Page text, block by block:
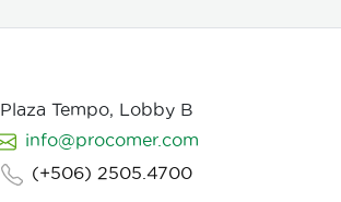
Plaza Tempo, Lobby B
info@procomer.com
(+506) 2505.4700